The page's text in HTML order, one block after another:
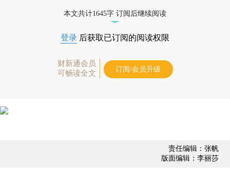
本文共计1645字 订阅后继续阅读
登录 后获取已订阅的阅读权限
财新通会员
可畅读全文
订阅/会员升级
责任编辑：张帆
版面编辑：李丽莎